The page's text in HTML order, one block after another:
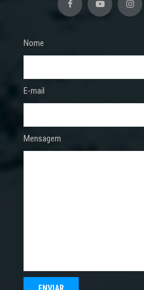
Nome
E-mail
Mensagem